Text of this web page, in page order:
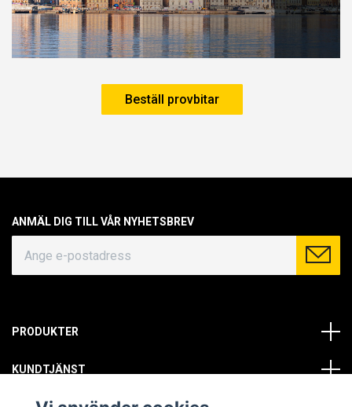
Beställ provbitar
ANMÄL DIG TILL VÅR NYHETSBREV
PRODUKTER
KUNDTJÄNST